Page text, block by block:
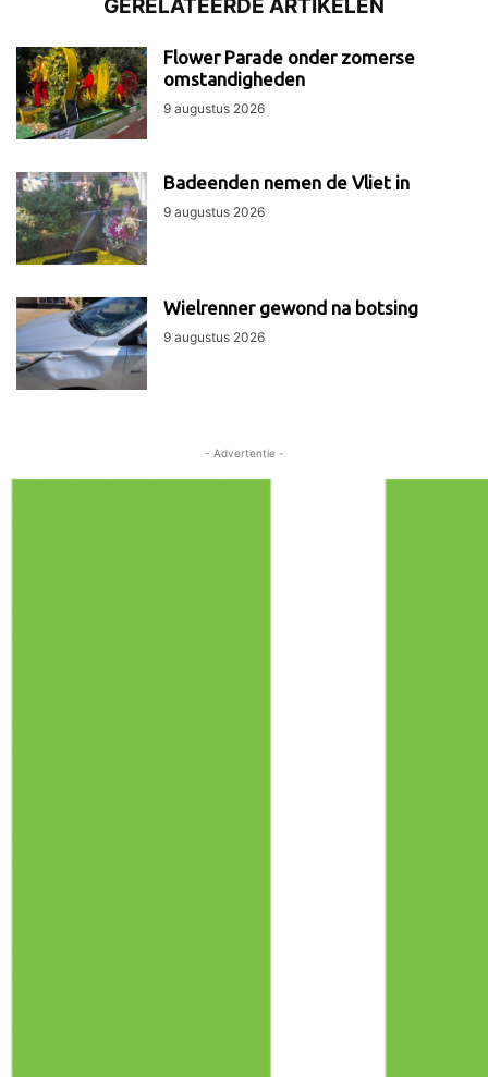
GERELATEERDE ARTIKELEN
Flower Parade onder zomerse
omstandigheden
9 augustus 2026
Badeenden nemen de Vliet in
9 augustus 2026
Wielrenner gewond na botsing
9 augustus 2026
- Advertentie -